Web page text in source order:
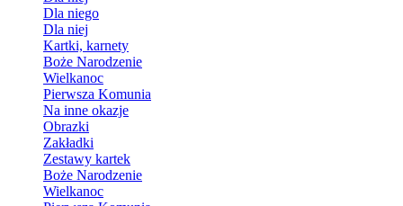
Dla niego
Dla niej
Kartki, karnety
Boże Narodzenie
Wielkanoc
Pierwsza Komunia
Na inne okazje
Obrazki
Zakładki
Zestawy kartek
Boże Narodzenie
Wielkanoc